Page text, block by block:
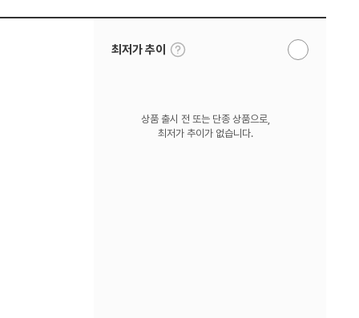
최저가 추이
툴
팁
알
상품 출시 전 또는 단종 상품으로,
최저가 추이가 없습니다.